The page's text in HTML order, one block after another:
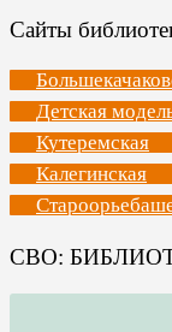
Сайты
Детская
Кутеремская
Калегинская
СВО: